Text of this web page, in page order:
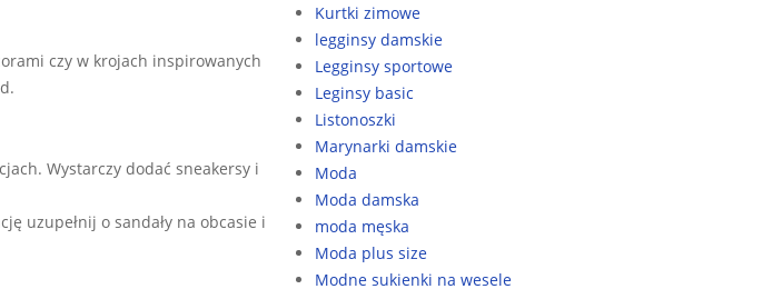
czy w krojach inspirowanych
Wystarczy dodać sneakersy i
uzupełnij o sandały na obcasie i
Kurtki zimowe
legginsy damskie
Legginsy sportowe
Leginsy basic
Listonoszki
Marynarki damskie
Moda
Moda damska
moda męska
Moda plus size
Modne sukienki na wesele